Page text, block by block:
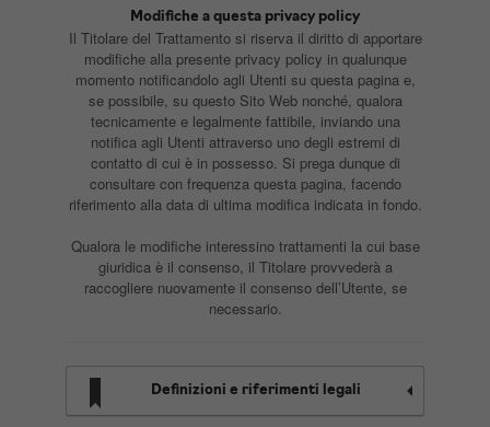
Modifiche a questa privacy policy
Il Titolare del Trattamento si riserva il diritto di apportare
modifiche alla presente privacy policy in qualunque
momento notificandolo agli Utenti su questa pagina e,
se possibile, su questo Sito Web nonché, qualora
tecnicamente e legalmente fattibile, inviando una
notifica agli Utenti attraverso uno degli estremi di
contatto di cui è in possesso. Si prega dunque di
consultare con frequenza questa pagina, facendo
riferimento alla data di ultima modifica indicata in fondo.
Qualora le modifiche interessino trattamenti la cui base
giuridica è il consenso, il Titolare provvederà a
raccogliere nuovamente il consenso dell’Utente, se
necessario.
Definizioni e riferimenti legali